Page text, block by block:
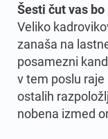
Šesti čut vas
Veliko
zanaša na
posamezni
v tem poslu
ostalih
nobena izmed